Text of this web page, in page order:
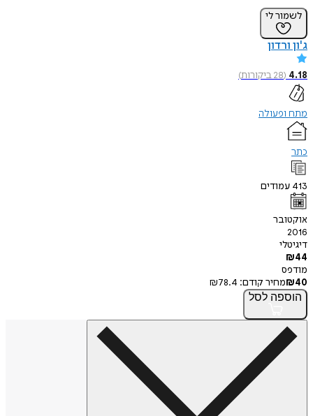
לשמור לי
ג'ון ורדון
4.18
(
28ביקורות)
מתח ופעולה
כתר
413 עמודים
אוקטובר
2016
דיגיטלי
₪44
מודפס
₪40 מחיר קודם: ₪78.4
הוספה לסל